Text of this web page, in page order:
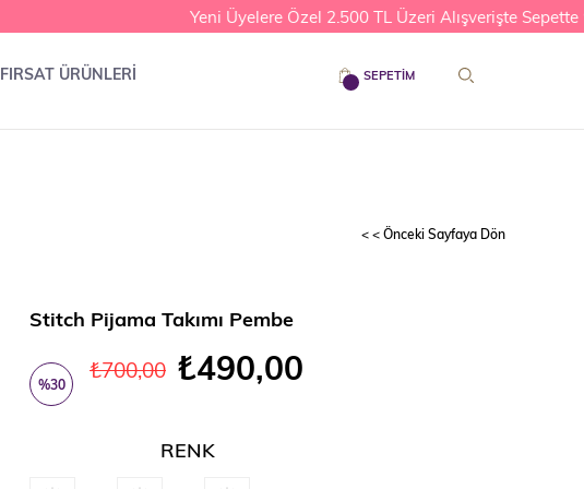
Yeni Üyelere Özel 2.500 TL Üzeri Alışverişte Sepette
SEPETIM
FIRSAT ÜRÜNLERİ
< < Önceki Sayfaya Dön
Stitch Pijama Takımı Pembe
%30
₺700,00 ₺490,00
RENK